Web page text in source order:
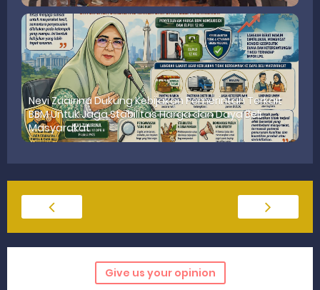
Nevi Zuairina Dukung Kebijakan Pemerintah Terkait
BBM Untuk Jaga Stabilitas Harga dan Daya Beli
Masyarakat
Give us your opinion